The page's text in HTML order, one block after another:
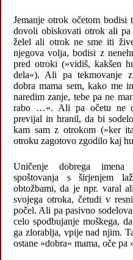
Jemanje otrok očetom bodisi
dovoli obiskovati otrok ali
želel ali otrok ne sme iti
njegova volja, bodisi z
pred otroki (»vidiš, kakšen
dela«). Ali pa tekmovanje
dobra mama sem, kako me
naredim zanje, tebe pa ne
rabo …«. Ali pa očetu ne
previjal in hranil, da bi
kam sam z otrokom (»ker
otroku zagotovo zgodilo kaj
Uničenje dobrega
spoštovanja s širjenjem
obtožbami, da je npr. varal
svojega otroka, četudi v
počel. Ali pa pasivno
celo spodbujanje moškega,
ga zlorablja, vpije nad njim.
ostane »dobra« mama, oče pa